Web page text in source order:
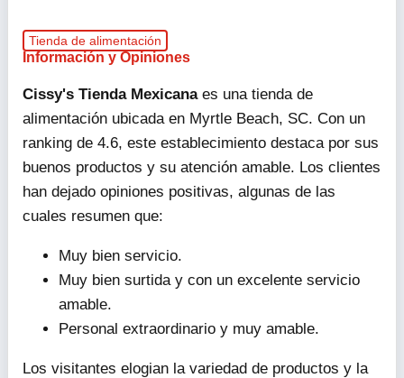
Tienda de alimentación
Información y Opiniones
Cissy's Tienda Mexicanaes una tienda de
alimentación ubicada en Myrtle Beach, SC. Con un
ranking de 4.6, este establecimiento destaca por sus
buenos productos y su atención amable. Los clientes
han dejado opiniones positivas, algunas de las
cuales resumen que:
Muy bien servicio.
Muy bien surtida y con un excelente servicio
amable.
Personal extraordinario y muy amable.
Los visitantes elogian la variedad de productos y la